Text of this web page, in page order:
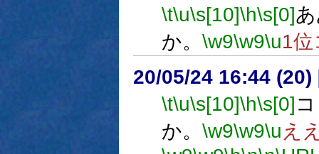
\t\u\s[10]\h\s[0]
か。 \w9\w9\u1位
20/05/24 16:44 (20)
\t\u\s[10]\h\s[0]
か。 \w9\w9\u え